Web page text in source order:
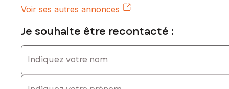
Voir ses autres annonces
Je souhaite être recontacté :
Indiquez votre nom
Indiquez votre prénom